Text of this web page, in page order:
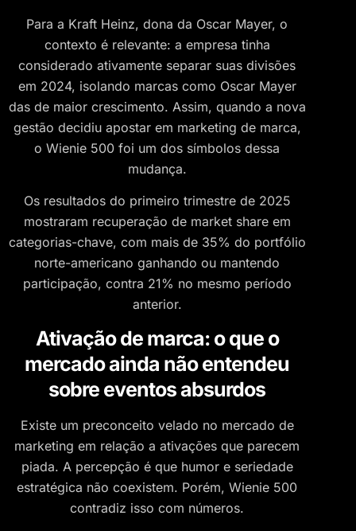
Para a Kraft Heinz, dona da Oscar Mayer, o
contexto é relevante: a empresa tinha
considerado ativamente separar suas divisões
em 2024, isolando marcas como Oscar Mayer
das de maior crescimento. Assim, quando a nova
gestão decidiu apostar em marketing de marca,
o Wienie 500 foi um dos símbolos dessa
mudança.
Os resultados do primeiro trimestre de 2025
mostraram recuperação de market share em
categorias-chave, com mais de 35% do portfólio
norte-americano ganhando ou mantendo
participação, contra 21% no mesmo período
anterior.
Ativação de marca: o que o
mercado ainda não entendeu
sobre eventos absurdos
Existe um preconceito velado no mercado de
marketing em relação a ativações que parecem
piada. A percepção é que humor e seriedade
estratégica não coexistem. Porém, Wienie 500
contradiz isso com números.